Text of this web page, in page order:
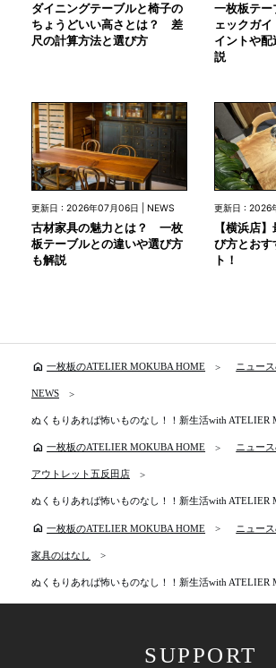
ダイニングテーブルと椅子の
ちょうどいい高さとは？ 差
尺の計算方法と選び方
一枚板テー
ェックガ
イントや
説
更新日 : 2026年07月06日 | NEWS
古材家具の魅力とは？ 一枚
板テーブルとの違いや選び方
も解説
更新日 : 2026
【横浜店
び方とおす
ト！
home 一枚板のATELIER MOKUBA HOME ニュー
NEWS
ぬくもりあれば怖いものなし！！新生活with ATELIER
home 一枚板のATELIER MOKUBA HOME ニュー
アウトレット五反田店
ぬくもりあれば怖いものなし！！新生活with ATELIER
home 一枚板のATELIER MOKUBA HOME ニュー
家具のはなし
ぬくもりあれば怖いものなし！！新生活with ATELIER
SUPPORT